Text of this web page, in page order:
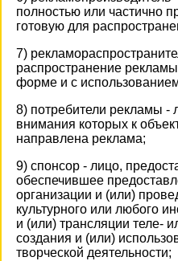
полностью или частично
готовую для
7)
распространение
форме и с
8) потребители рекламы -
внимания которых к
направлена реклама;
9) спонсор - лицо,
обеспечившее
организации и (или)
культурного или любого
и (или) трансляции теле-
создания и (или)
творческой деятельности;